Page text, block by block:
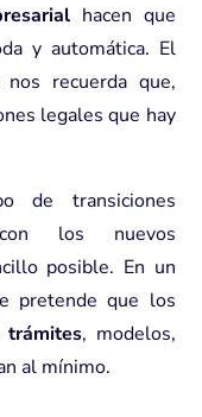
lhacen que
y automática. El
recuerda que,
legales que hay
de transiciones
los nuevos
posible. En un
pretende que los
trámites, modelos,
al mínimo.